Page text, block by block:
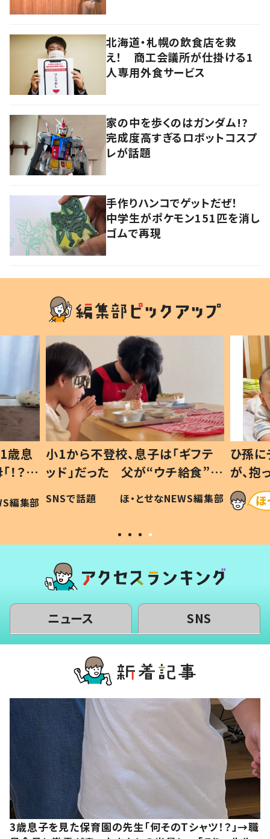
北海道・札幌の飲食店を救
え！ 商工会議所が仕掛ける1
人専用外食サービス
家の中を歩くのはガンダム!?
完成度高すぎるロボットコスプ
レが話題
手作りハンコでゲットだぜ！
中学生がポケモン151匹を消し
ゴムで再現
歳息
？」
編集部
小1から不登校、息子は「ギフテ
ッド」だった 父が“ウチ給食”を
作り続ける理由とは #令和の親
#令和の子
SNSで話題 ほ・とせなNEWS編集部
ひ孫
が、
「涙が
い」
ニュース SNS
3歳息子を見た保育園の先生「何そのTシャツ！？」→職